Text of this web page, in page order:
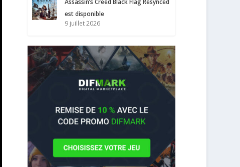
Assassin’s Creed Black Flag Resynced
est disponible
9 juillet 2026